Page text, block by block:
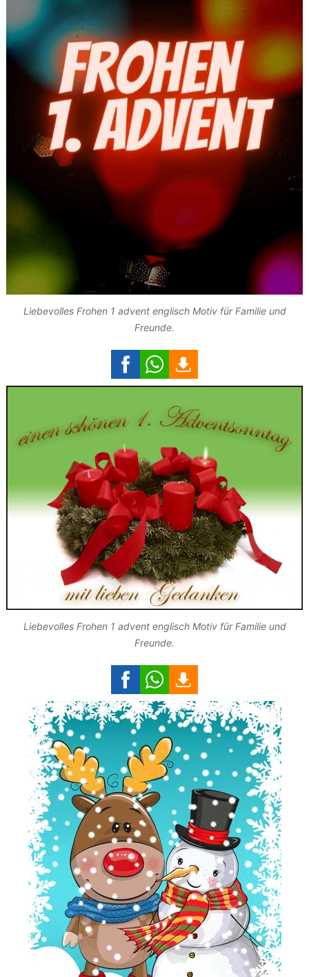
Liebevolles Frohen 1 advent englisch Motiv für Familie und
Freunde.
Liebevolles Frohen 1 advent englisch Motiv für Familie und
Freunde.